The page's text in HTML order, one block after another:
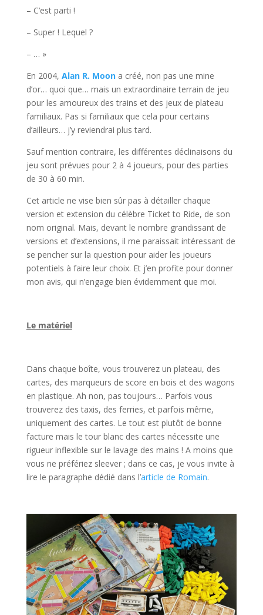
– C’est parti !
– Super ! Lequel ?
– … »
En 2004, Alan R. Moona créé, non pas une mine
d’or… quoi que… mais un extraordinaire terrain de jeu
pour les amoureux des trains et des jeux de plateau
familiaux. Pas si familiaux que cela pour certains
d’ailleurs… j’y reviendrai plus tard.
Sauf mention contraire, les différentes déclinaisons du
jeu sont prévues pour 2 à 4 joueurs, pour des parties
de 30 à 60 min.
Cet article ne vise bien sûr pas à détailler chaque
version et extension du célèbre Ticket to Ride, de son
nom original. Mais, devant le nombre grandissant de
versions et d’extensions, il me paraissait intéressant de
se pencher sur la question pour aider les joueurs
potentiels à faire leur choix. Et j’en profite pour donner
mon avis, qui n’engage bien évidemment que moi.
Le matériel
Dans chaque boîte, vous trouverez un plateau, des
cartes, des marqueurs de score en bois et des wagons
en plastique. Ah non, pas toujours… Parfois vous
trouverez des taxis, des ferries, et parfois même,
uniquement des cartes. Le tout est plutôt de bonne
facture mais le tour blanc des cartes nécessite une
rigueur inflexible sur le lavage des mains ! A moins que
vous ne préfériez sleever ; dans ce cas, je vous invite à
lire le paragraphe dédié dans l’article de Romain.